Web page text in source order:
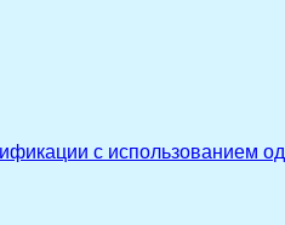
с использованием